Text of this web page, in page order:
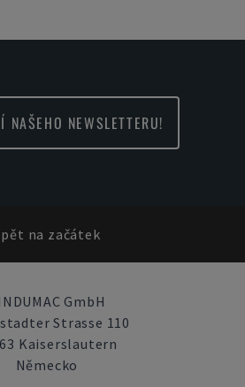
NAŠEHO NEWSLETTERU!
na začátek
GmbH
Strasse 110
Kaiserslautern
Německo